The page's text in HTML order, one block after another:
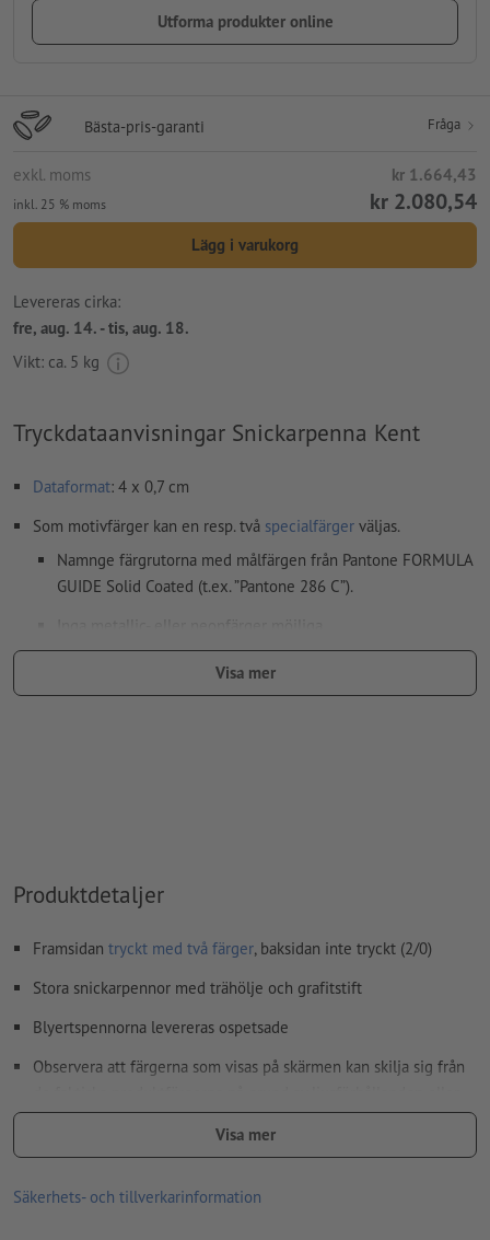
Utforma produkter online
Bästa-pris-garanti Fråga
exkl. moms kr 1.664,43
inkl. 25 % moms kr 2.080,54
Lägg i varukorg
Levereras cirka:
fre, aug. 14. - tis, aug. 18.
Vikt: ca. 5 kg
Tryckdataanvisningar Snickarpenna Kent
Dataformat: 4 x 0,7 cm
Som motivfärger kan en resp. två specialfärger väljas.
Namnge färgrutorna med målfärgen från Pantone FORMULA
GUIDE Solid Coated (t.ex. ”Pantone 286 C”).
Inga metallic- eller neonfärger möjliga.
Guld (Pantone 871 C) och silver (Pantone 877 C) är möjliga
som tryckfärger. Namnge därför den upplagda fulltonsfärgen
vårt hjälpcenter.
Hur skapar jag utskriftsdata korrekt?
Visa mer
Produktdetaljer
Framsidan tryckt med två färger, baksidan inte tryckt (2/0)
Stora snickarpennor med trähölje och grafitstift
Blyertspennorna levereras ospetsade
Observera att färgerna som visas på skärmen kan skilja sig från
bildskärmsinställningar.
Material: Trä
storlek: 17,7 x 1 x 0,6 cm
Visa mer
Säkerhets- och tillverkarinformation